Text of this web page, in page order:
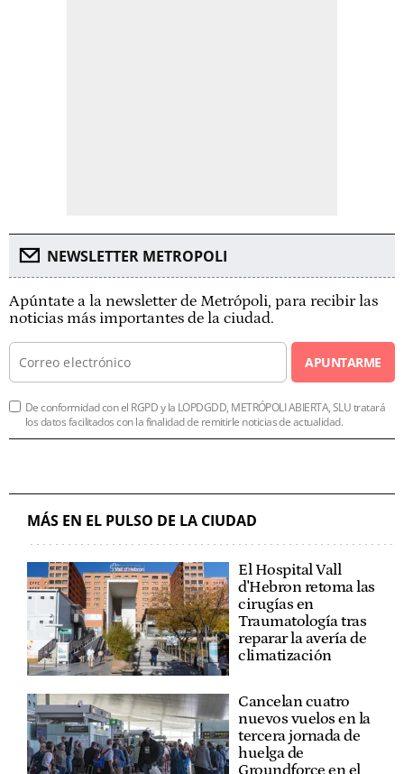
NEWSLETTER METROPOLI
Apúntate a la newsletter de Metrópoli, para recibir las
noticias más importantes de la ciudad.
APUNTARME
De conformidad con el RGPD y la LOPDGDD, METRÓPOLI ABIERTA, SLU tratará
los datos facilitados con la finalidad de remitirle noticias de actualidad.
MÁS EN EL PULSO DE LA CIUDAD
El Hospital Vall
d'Hebron retoma las
cirugías en
Traumatología tras
reparar la avería de
climatización
Cancelan cuatro
nuevos vuelos en la
tercera jornada de
huelga de
Groundforce en el